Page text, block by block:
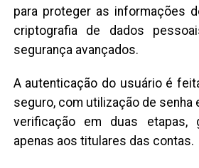
para proteger as informações
criptografia de dados
segurança avançados.
A autenticação do usuário é
seguro, com utilização de senha
verificação em duas etapas,
apenas aos titulares das contas.